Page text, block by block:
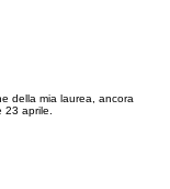
della mia laurea, ancora
aprile.